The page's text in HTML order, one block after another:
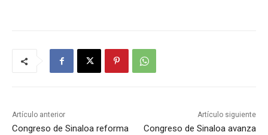
Artículo anterior
Congreso de Sinaloa reforma
Artículo siguiente
Congreso de Sinaloa avanza